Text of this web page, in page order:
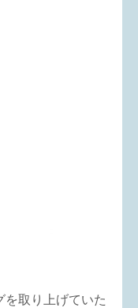
を取り上げていた